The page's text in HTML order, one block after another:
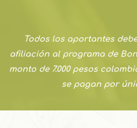
Todos los aportantes
afiliación al programa de
monto de 7.000 pesos
se pagan por